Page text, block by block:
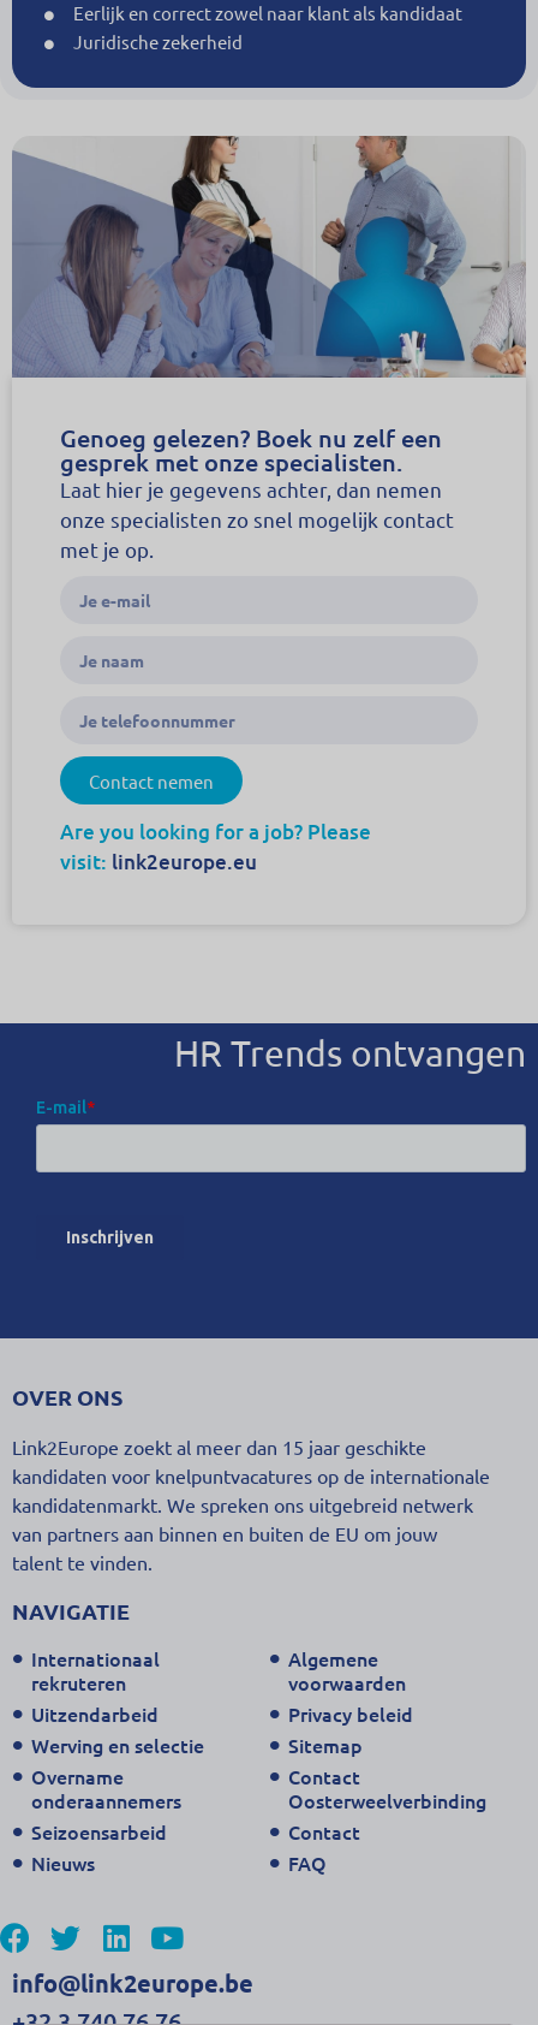
Eerlijk en correct zowel naar klant als kandidaat
Juridische zekerheid
Genoeg gelezen? Boek nu zelf een
gesprek met onze specialisten.
Laat hier je gegevens achter, dan nemen
onze specialisten zo snel mogelijk contact
met je op.
Contact nemen
Are you looking for a job? Please
visit: link2europe.eu
HR Trends ontvangen
OVER ONS
Link2Europe zoekt al meer dan 15 jaar geschikte
kandidaten voor knelpuntvacatures op de internationale
kandidatenmarkt. We spreken ons uitgebreid netwerk
van partners aan binnen en buiten de EU om jouw
talent te vinden.
NAVIGATIE
Internationaal
rekruteren
Uitzendarbeid
Werving en selectie
Overname
onderaannemers
Seizoensarbeid
Nieuws
Algemene
voorwaarden
Privacy beleid
Sitemap
Contact
Oosterweelverbinding
Contact
FAQ
info@link2europe.be